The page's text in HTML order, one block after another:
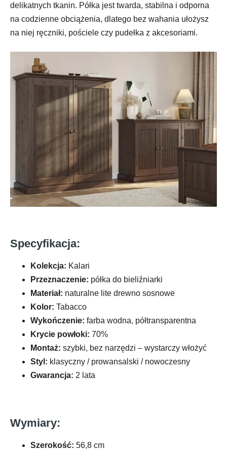
delikatnych tkanin. Półka jest twarda, stabilna i odporna
na codzienne obciążenia, dlatego bez wahania ułożysz
na niej ręczniki, pościele czy pudełka z akcesoriami.
Specyfikacja:
Kolekcja: Kalari
Przeznaczenie: półka do bieliźniarki
Materiał: naturalne lite drewno sosnowe
Kolor: Tabacco
Wykończenie: farba wodna, półtransparentna
Krycie powłoki: 70%
Montaż: szybki, bez narzędzi – wystarczy włożyć
Styl: klasyczny / prowansalski / nowoczesny
Gwarancja: 2 lata
Wymiary:
Szerokość: 56,8 cm